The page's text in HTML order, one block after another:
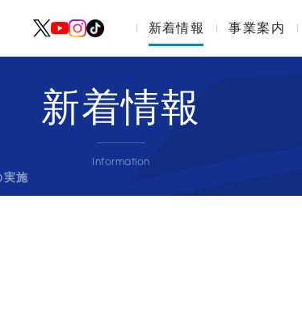
新着情報
採用情報 事業案内
新着情報
Information
実施